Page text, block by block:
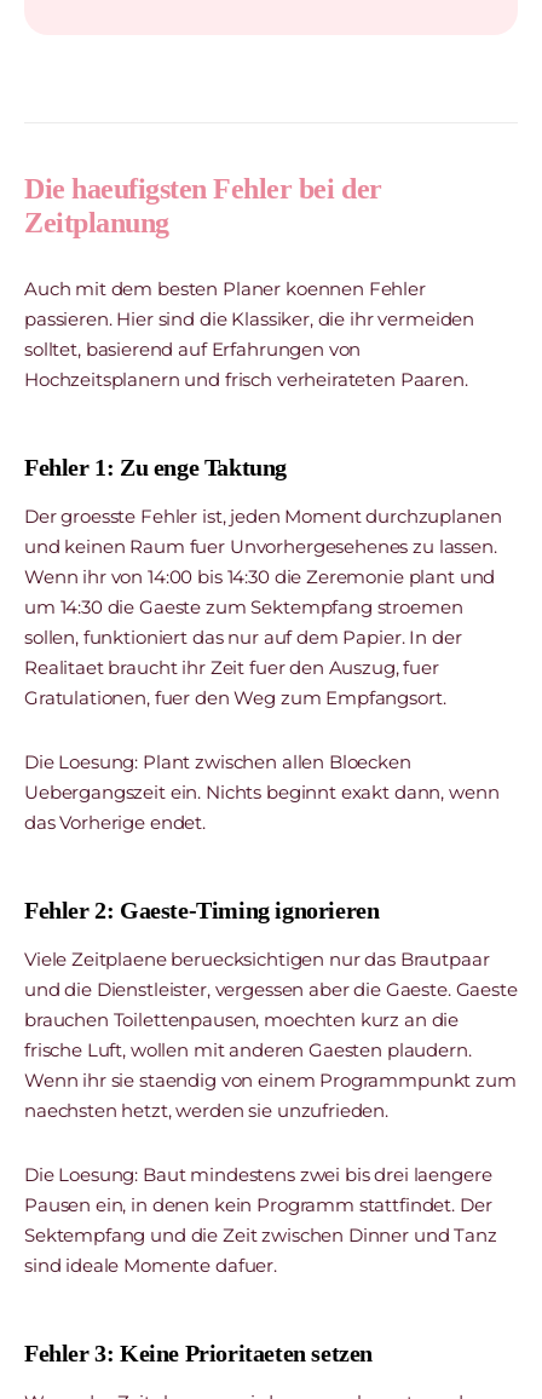
Die haeufigsten Fehler bei der
Zeitplanung
Auch mit dem besten Planer koennen Fehler
passieren. Hier sind die Klassiker, die ihr vermeiden
solltet, basierend auf Erfahrungen von
Hochzeitsplanern und frisch verheirateten Paaren.
Fehler 1: Zu enge Taktung
Der groesste Fehler ist, jeden Moment durchzuplanen
und keinen Raum fuer Unvorhergesehenes zu lassen.
Wenn ihr von 14:00 bis 14:30 die Zeremonie plant und
um 14:30 die Gaeste zum Sektempfang stroemen
sollen, funktioniert das nur auf dem Papier. In der
Realitaet braucht ihr Zeit fuer den Auszug, fuer
Gratulationen, fuer den Weg zum Empfangsort.
Die Loesung: Plant zwischen allen Bloecken
Uebergangszeit ein. Nichts beginnt exakt dann, wenn
das Vorherige endet.
Fehler 2: Gaeste-Timing ignorieren
Viele Zeitplaene beruecksichtigen nur das Brautpaar
und die Dienstleister, vergessen aber die Gaeste. Gaeste
brauchen Toilettenpausen, moechten kurz an die
frische Luft, wollen mit anderen Gaesten plaudern.
Wenn ihr sie staendig von einem Programmpunkt zum
naechsten hetzt, werden sie unzufrieden.
Die Loesung: Baut mindestens zwei bis drei laengere
Pausen ein, in denen kein Programm stattfindet. Der
Sektempfang und die Zeit zwischen Dinner und Tanz
sind ideale Momente dafuer.
Fehler 3: Keine Prioritaeten setzen